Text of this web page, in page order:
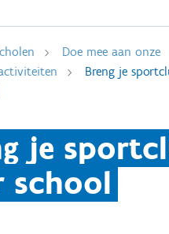
Doe mee aan onze
Breng je
je
school